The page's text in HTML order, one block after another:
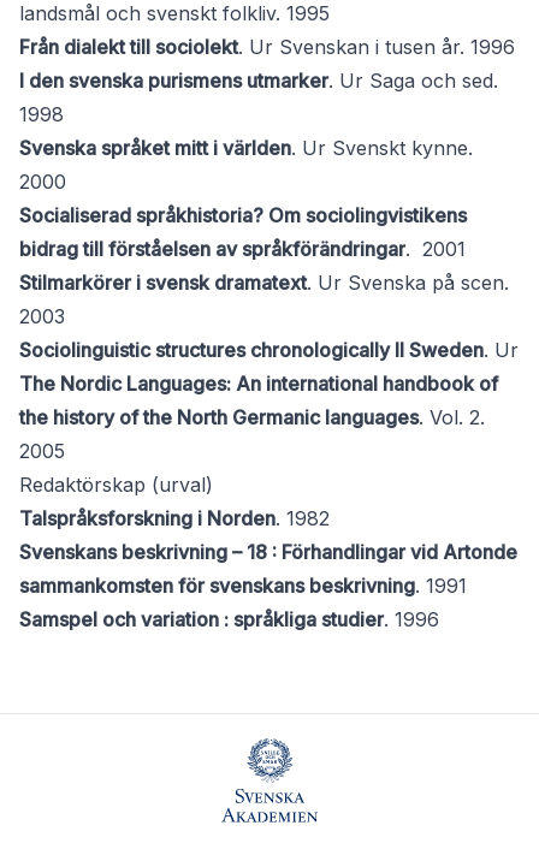
landsmål och svenskt folkliv. 1995
Från dialekt till sociolekt. Ur Svenskan i tusen år. 1996
I den svenska purismens utmarker. Ur Saga och sed.
1998
Svenska språket mitt i världen. Ur Svenskt kynne.
2000
Socialiserad språkhistoria? Om sociolingvistikens
bidrag till förståelsen av språkförändringar. 2001
Stilmarkörer i svensk dramatext. Ur Svenska på scen.
2003
Sociolinguistic structures chronologically II Sweden. Ur
The Nordic Languages: An international handbook of
the history of the North Germanic languages. Vol. 2.
2005
Redaktörskap (urval)
Talspråksforskning i Norden. 1982
Svenskans beskrivning – 18 : Förhandlingar vid Artonde
sammankomsten för svenskans beskrivning. 1991
Samspel och variation : språkliga studier. 1996